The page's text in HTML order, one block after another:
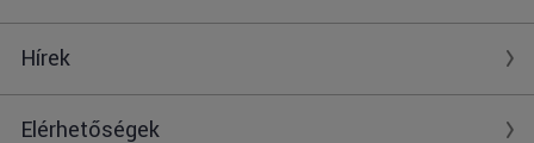
Hírek
Elérhetőségek